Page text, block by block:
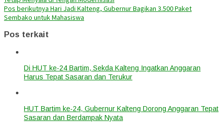
Pos berikutnya Hari Jadi Kalteng, Gubernur Bagikan 3.500 Paket
Sembako untuk Mahasiswa
Pos terkait
Di HUT ke-24 Bartim, Sekda Kalteng Ingatkan Anggaran
Harus Tepat Sasaran dan Terukur
HUT Bartim ke-24, Gubernur Kalteng Dorong Anggaran Tepat
Sasaran dan Berdampak Nyata